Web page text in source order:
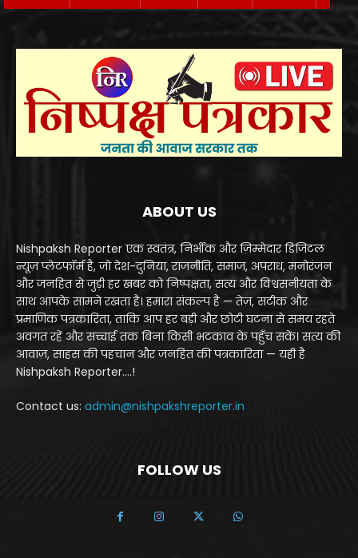
ABOUT US
Nishpaksh Reporter एक स्वतंत्र, निर्भीक और ज़िम्मेदार डिजिटल
न्यूज़ प्लेटफॉर्म है, जो देश-दुनिया, राजनीति, समाज, अपराध, मनोरंजन
और जनहित से जुड़ी हर खबर को निष्पक्षता, सत्य और विश्वसनीयता के
साथ आपके सामने रखता है। हमारा संकल्प है — तेज़, सटीक और
प्रमाणिक पत्रकारिता, ताकि आप हर बड़ी और छोटी घटना से समय रहते
अवगत रहें और सच्चाई तक बिना किसी भटकाव के पहुँच सकें। सत्य की
आवाज़, साहस की पहचान और जनहित की पत्रकारिता — यही है
Nishpaksh Reporter....!
Contact us: admin@nishpakshreporter.in
FOLLOW US